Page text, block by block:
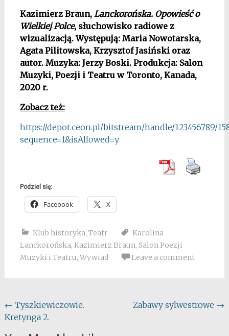
Kazimierz Braun, Lanckorońska. Opowieść o
Wielkiej Polce, słuchowisko radiowe z
wizualizacją. Występują: Maria Nowotarska,
Agata Pilitowska, Krzysztof Jasiński oraz
autor. Muzyka: Jerzy Boski. Produkcja: Salon
Muzyki, Poezji i Teatru w Toronto, Kanada,
2020 r.
Zobacz też:
https://depot.ceon.pl/bitstream/handle/123456789/
sequence=1&isAllowed=y
Podziel się:
Facebook X
Klub historyka, Teatr
Karolina
Lanckorońska, Kazimierz Braun, Salon Poezji
Muzyki i Teatru, Wywiad Leave a comment
Post
navigation
← Tyszkiewiczowie.
Kretynga 2.
Zabawy sylwestrowe →